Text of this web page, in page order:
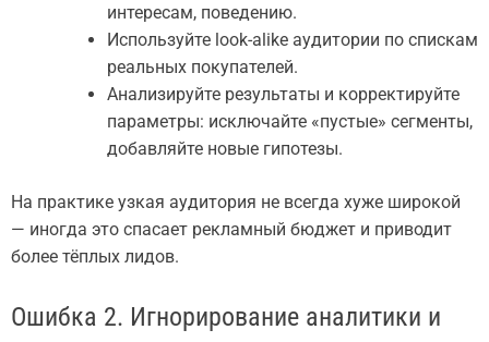
интересам, поведению.
Используйте look-alike аудитории по спискам
реальных покупателей.
Анализируйте результаты и корректируйте
параметры: исключайте «пустые» сегменты,
добавляйте новые гипотезы.
На практике узкая аудитория не всегда хуже широкой
— иногда это спасает рекламный бюджет и приводит
более тёплых лидов.
Ошибка 2. Игнорирование аналитики и